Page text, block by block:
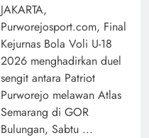
JAKARTA,
Purworejosport.com, Final
Kejurnas Bola Voli U-18
2026 menghadirkan duel
sengit antara Patriot
Purworejo melawan Atlas
Semarang di GOR
Bulungan, Sabtu ...